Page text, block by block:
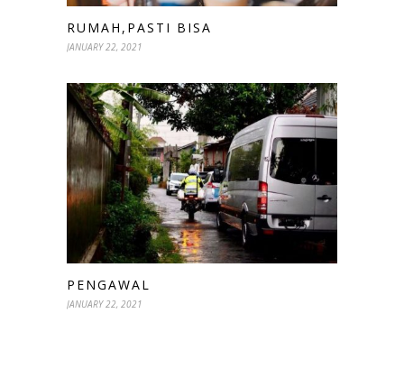
RUMAH,PASTI BISA
JANUARY 22, 2021
PENGAWAL
JANUARY 22, 2021